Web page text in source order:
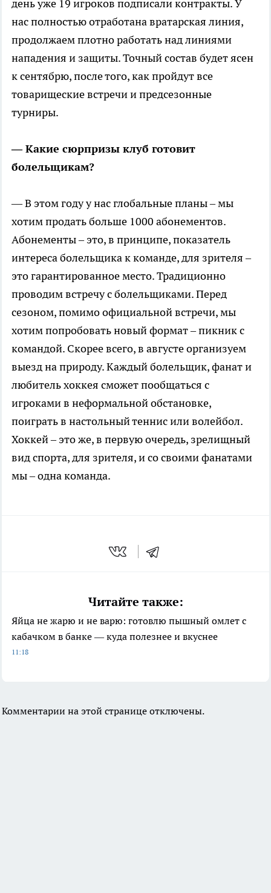
день уже 19 игроков подписали контракты. У
нас полностью отработана вратарская линия,
продолжаем плотно работать над линиями
нападения и защиты. Точный состав будет ясен
к сентябрю, после того, как пройдут все
товарищеские встречи и предсезонные
турниры.
— Какие сюрпризы клуб готовит
болельщикам?
— В этом году у нас глобальные планы – мы
хотим продать больше 1000 абонементов.
Абонементы – это, в принципе, показатель
интереса болельщика к команде, для зрителя –
это гарантированное место. Традиционно
проводим встречу с болельщиками. Перед
сезоном, помимо официальной встречи, мы
хотим попробовать новый формат – пикник с
командой. Скорее всего, в августе организуем
выезд на природу. Каждый болельщик, фанат и
любитель хоккея сможет пообщаться с
игроками в неформальной обстановке,
поиграть в настольный теннис или волейбол.
Хоккей – это же, в первую очередь, зрелищный
вид спорта, для зрителя, и со своими фанатами
мы – одна команда.
Читайте также:
Яйца не жарю и не варю: готовлю пышный омлет с
кабачком в банке — куда полезнее и вкуснее
11:18
Комментарии на этой странице отключены.